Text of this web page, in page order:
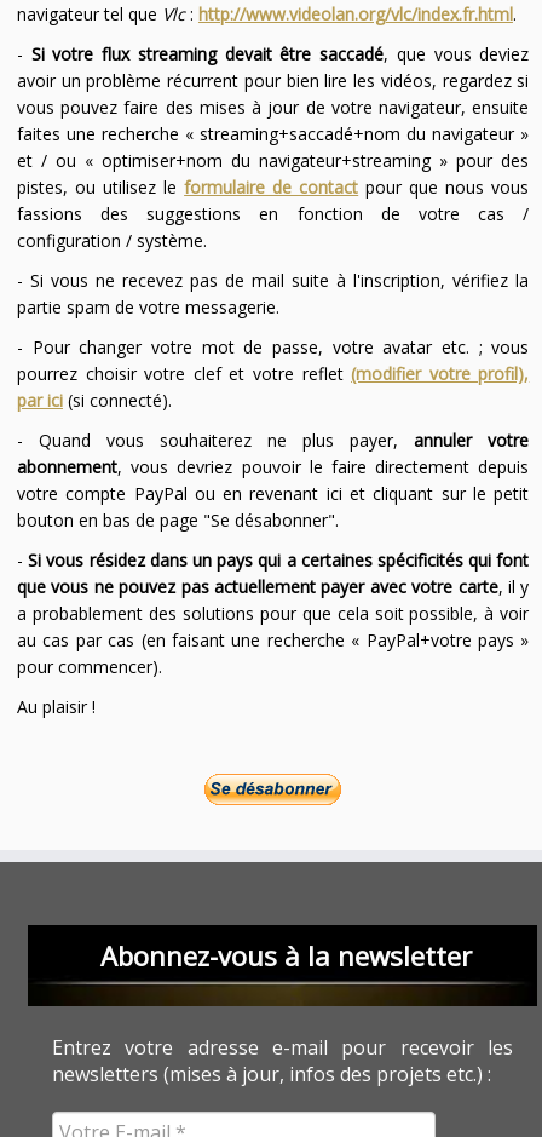
navigateur tel que Vlc: http://www.videolan.org/vlc/index.fr.html.
- Si votre flux streaming devait être saccadé, que vous deviez
avoir un problème récurrent pour bien lire les vidéos, regardez si
vous pouvez faire des mises à jour de votre navigateur, ensuite
faites une recherche « streaming+saccadé+nom du navigateur »
et / ou « optimiser+nom du navigateur+streaming » pour des
pistes, ou utilisez leformulaire de contact pour que nous vous
fassions des suggestions en fonction de votre cas /
configuration / système.
- Si vous ne recevez pas de mail suite à l'inscription, vérifiez la
partie spam de votre messagerie.
- Pour changer votre mot de passe, votre avatar etc. ; vous
pourrez choisir votre clef et votre reflet(modifier votre profil),
par ici(si connecté).
- Quand vous souhaiterez ne plus payer,annuler votre
abonnement, vous devriez pouvoir le faire directement depuis
votre compte PayPal ou en revenant ici et cliquant sur le petit
bouton en bas de page "Se désabonner".
-Si vous résidez dans un pays qui a certaines spécificités qui font
que vous ne pouvez pas actuellement payer avec votre carte, il y
a probablement des solutions pour que cela soit possible, à voir
au cas par cas (en faisant une recherche « PayPal+votre pays »
pour commencer).
Au plaisir !
Abonnez-vous à la newsletter
Entrez votre adresse e-mail pour recevoir les
newsletters (mises à jour, infos des projets etc.) :